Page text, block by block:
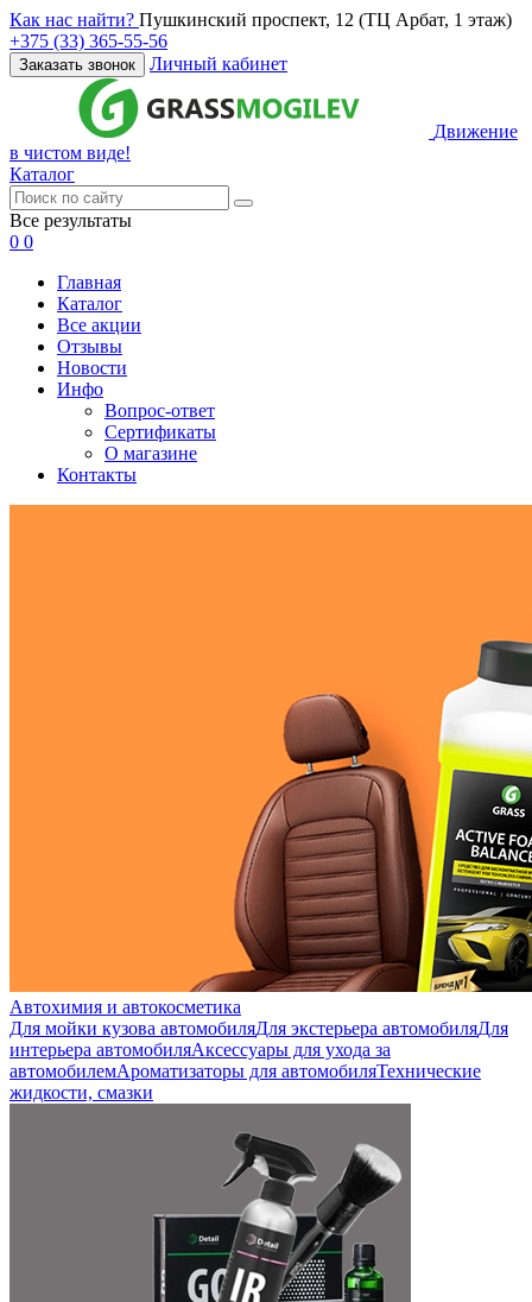
Как нас найти? Пушкинский проспект, 12 (ТЦ Арбат, 1 этаж)
+375 (33) 365-55-56
Заказать звонок Личный кабинет
Движение
в чистом виде!
Каталог
Все результаты
0 0
Главная
Каталог
Все акции
Отзывы
Новости
Инфо
Вопрос-ответ
Сертификаты
О магазине
Контакты
Автохимия и автокосметика
Для мойки кузова автомобиляДля экстерьера автомобиляДля
интерьера автомобиляАксессуары для ухода за
автомобилемАроматизаторы для автомобиляТехнические
жидкости, смазки